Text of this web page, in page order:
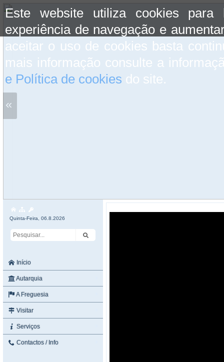
Este website utiliza cookies para
experiência de navegação e
aceitar o uso de cookies basta
mais informação consulte a
e Política de cookies do site.
«
Quinta-Feira, 06.8.2026
Início
Autarquia
A Freguesia
Visitar
Serviços
Contactos / Info